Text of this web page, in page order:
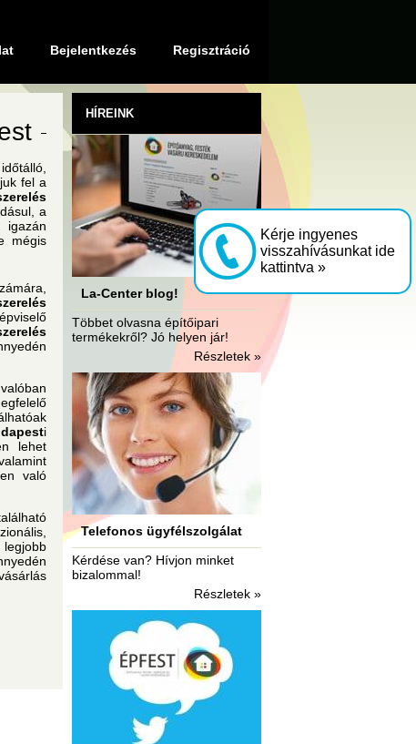
Bejelentkezés Regisztráció
fel a
a
mégis
i
lehet
való
HÍREINK
La-Center blog!
Többet olvasna építőipari
termékekről? Jó helyen jár!
Részletek »
Telefonos ügyfélszolgálat
Kérdése van? Hívjon minket
bizalommal!
Részletek »
Kérje ingyenes
visszahívásunkat ide
kattintva »